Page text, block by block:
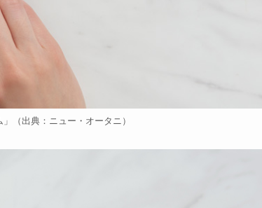
（出典：ニュー・オータニ）